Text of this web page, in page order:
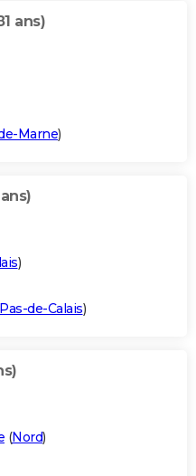
ans)
Marne)
)
Pas-de-Calais)
(Nord)